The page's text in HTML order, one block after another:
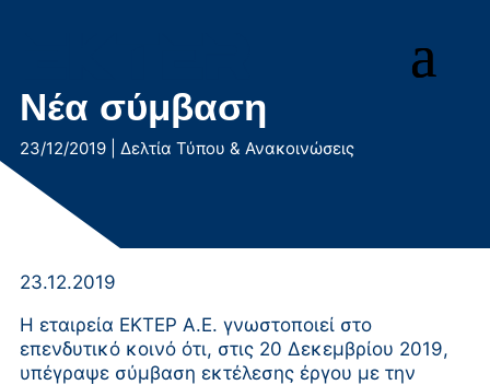
Νέα σύμβαση
23/12/2019| Δελτία Τύπου & Ανακοινώσεις
23.12.2019
Η εταιρεία ΕΚΤΕΡ Α.Ε. γνωστοποιεί στο
επενδυτικό κοινό ότι, στις 20 Δεκεμβρίου 2019,
υπέγραψε σύμβαση εκτέλεσης έργου με την